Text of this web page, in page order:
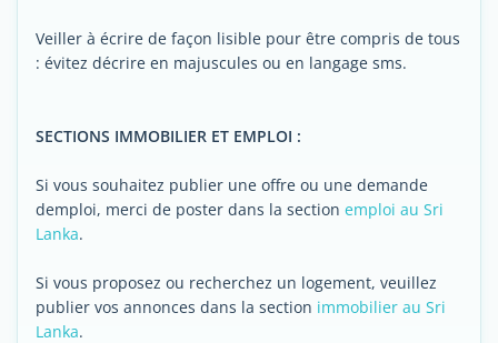
Veiller à écrire de façon lisible pour être compris de tous
: évitez décrire en majuscules ou en langage sms.
SECTIONS IMMOBILIER ET EMPLOI :
Si vous souhaitez publier une offre ou une demande
demploi, merci de poster dans la section emploi au Sri
Lanka.
Si vous proposez ou recherchez un logement, veuillez
publier vos annonces dans la section immobilier au Sri
Lanka.